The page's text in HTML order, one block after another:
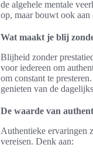
de algehele mentale
op, maar bouwt ook
Wat maakt je blij
Blijheid zonder
voor iedereen om
om constant te
genieten van de
De waarde van
Authentieke ervaringen
vereisen. Denk aan: